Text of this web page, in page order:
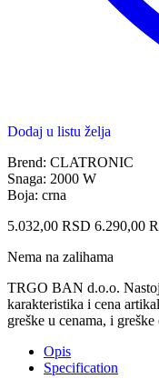
Dodaj u listu želja
Brend: CLATRONIC
Snaga: 2000 W
Boja: crna
5.032,00 RSD 6.290,00
Nema na zalihama
TRGO BAN d.o.o.
karakteristika i cena
greške u cenama, i
Opis
Specification